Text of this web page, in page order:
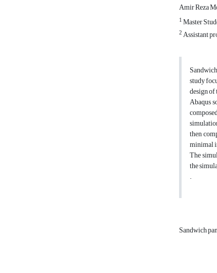
Amir Reza
1Master
2Assistant
study
design
Abaqus
then
minimal
The
the
.
Sandwich